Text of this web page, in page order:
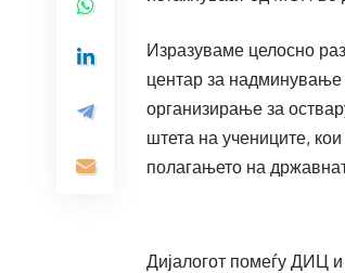
Изразуваме целосно
центар за надминување
организирање за
штета на учениците,
полагањето на
Дијалогот помеѓу ДИЦ